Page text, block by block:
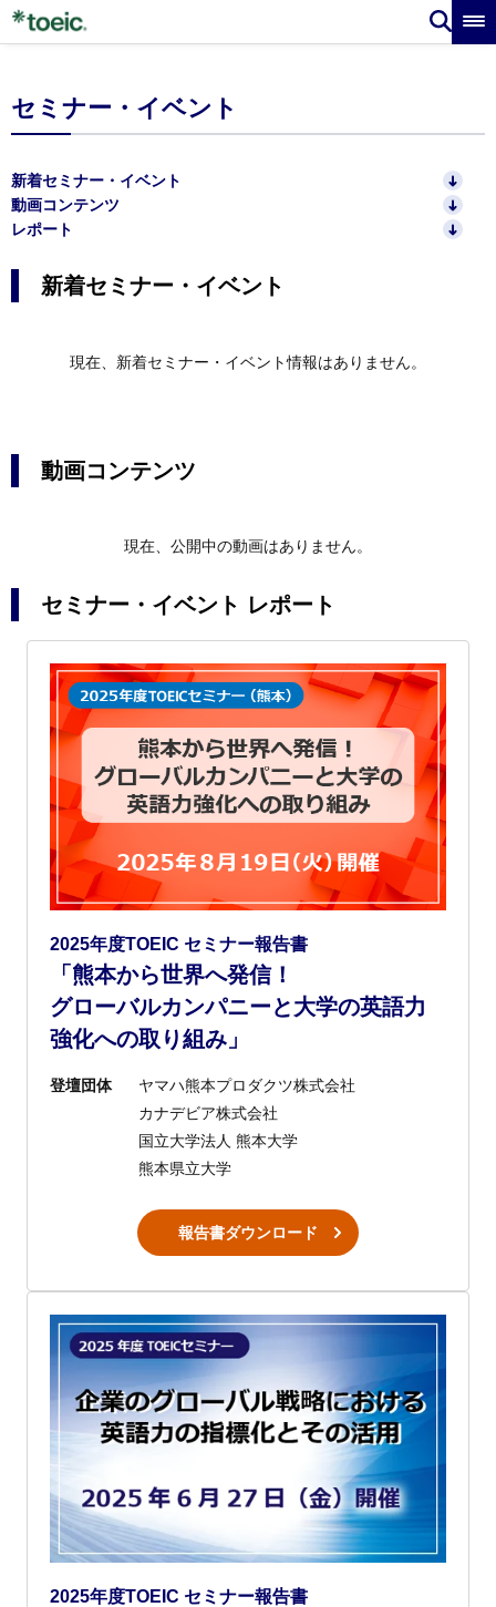
セミナー・イベント
新着セミナー・イベント
動画コンテンツ
レポート
新着セミナー・イベント
現在、新着セミナー・イベント情報はありません。
動画コンテンツ
現在、公開中の動画はありません。
セミナー・イベント レポート
2025年度TOEIC セミナー報告書
「熊本から世界へ発信！
グローバルカンパニーと大学の英語力
強化への取り組み」
登壇団体
ヤマハ熊本プロダクツ株式会社
カナデビア株式会社
国立大学法人 熊本大学
熊本県立大学
報告書ダウンロード
2025年度TOEIC セミナー報告書